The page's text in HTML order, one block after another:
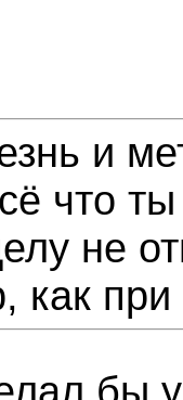
и
что
не
как